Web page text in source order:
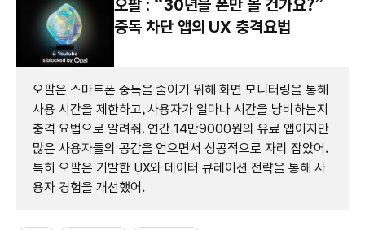
오팔 : “30년을 폰만 볼 건가요?”
중독 차단 앱의 UX 충격요법
오팔은 스마트폰 중독을 줄이기 위해 화면 모니터링을 통해
사용 시간을 제한하고, 사용자가 얼마나 시간을 낭비하는지
충격 요법으로 알려줘. 연간 14만9000원의 유료 앱이지만
많은 사용자들의 공감을 얻으면서 성공적으로 자리 잡았어.
특히 오팔은 기발한 UX와 데이터 큐레이션 전략을 통해 사
용자 경험을 개선했어.